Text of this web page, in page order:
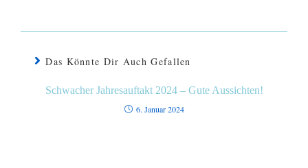
Das Könnte Dir Auch Gefallen
Schwacher Jahresauftakt 2024 – Gute Aussichten!
6. Januar 2024